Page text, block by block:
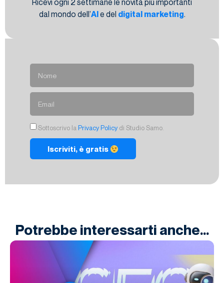
dal mondo dell’AIe del digital marketing.
Sottoscrivo la Privacy Policy di Studio Samo.
Iscriviti, è gratis
Potrebbe interessarti anche...